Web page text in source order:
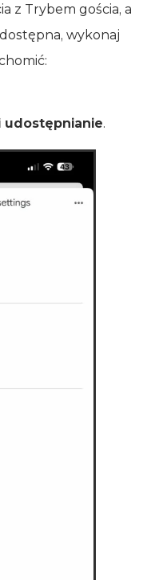
z Trybem gościa, a
wykonaj
udostępnianie.